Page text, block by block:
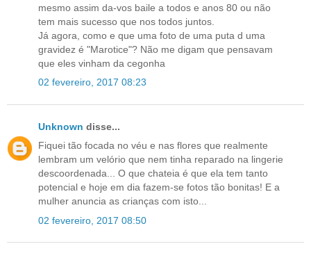
mesmo assim da-vos baile a todos e anos 80 ou não
tem mais sucesso que nos todos juntos.
Já agora, como e que uma foto de uma puta d uma
gravidez é "Marotice"? Não me digam que pensavam
que eles vinham da cegonha
02 fevereiro, 2017 08:23
Unknown disse...
Fiquei tão focada no véu e nas flores que realmente
lembram um velório que nem tinha reparado na lingerie
descoordenada... O que chateia é que ela tem tanto
potencial e hoje em dia fazem-se fotos tão bonitas! E a
mulher anuncia as crianças com isto...
02 fevereiro, 2017 08:50